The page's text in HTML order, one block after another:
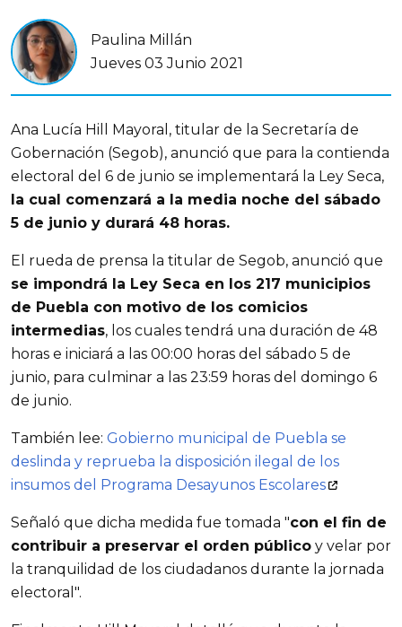
Paulina Millán
Jueves 03 Junio 2021
Ana Lucía Hill Mayoral, titular de la Secretaría de
Gobernación (Segob), anunció que para la contienda
electoral del 6 de junio se implementará la Ley Seca,
la cual comenzará a la media noche del sábado
5 de junio y durará 48 horas.
El rueda de prensa la titular de Segob, anunció que
se impondrá la Ley Seca en los 217 municipios
de Puebla con motivo de los comicios
intermedias, los cuales tendrá una duración de 48
horas e iniciará a las 00:00 horas del sábado 5 de
junio, para culminar a las 23:59 horas del domingo 6
de junio.
También lee: Gobierno municipal de Puebla se
deslinda y reprueba la disposición ilegal de los
insumos del Programa Desayunos Escolares
Señaló que dicha medida fue tomada "con el fin de
contribuir a preservar el orden público y velar por
la tranquilidad de los ciudadanos durante la jornada
electoral".